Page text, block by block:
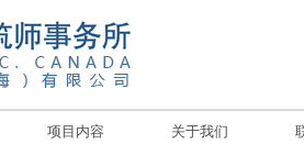
项目内容 关于我们